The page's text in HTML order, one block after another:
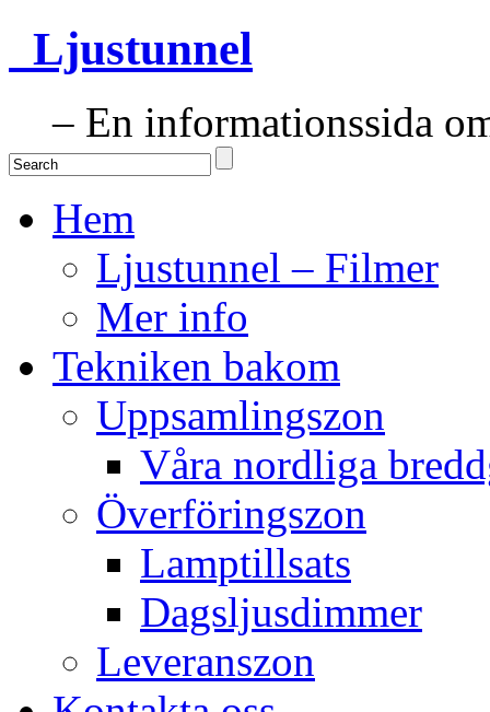
Ljustunnel
– En informationssida
Hem
Ljustunnel – Filmer
Mer info
Tekniken bakom
Uppsamlingszon
Våra nordliga
Överföringszon
Lamptillsats
Dagsljusdimmer
Leveranszon